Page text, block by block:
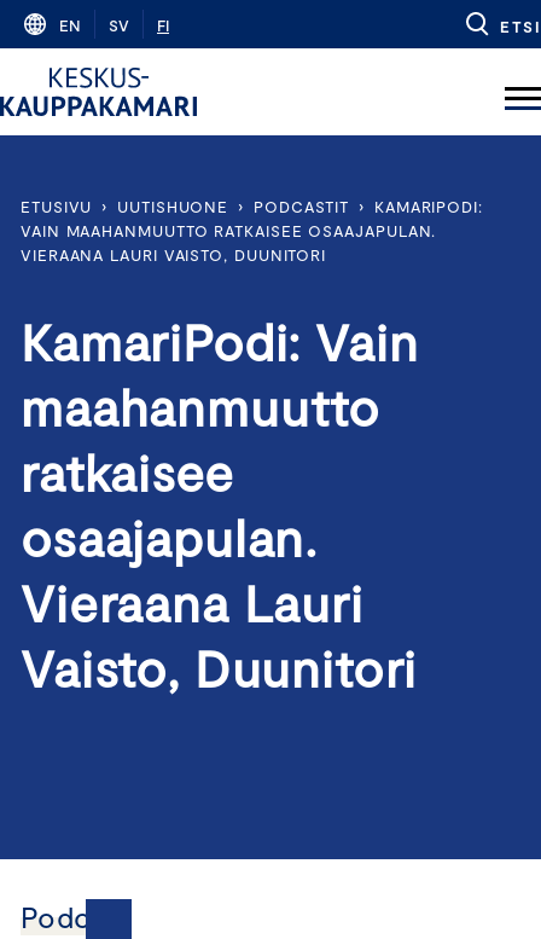
Skip
content
EN SV FI ETSI
ETUSIVU › UUTISHUONE › PODCASTIT ›
KAMARIPODI:
VAIN MAAHANMUUTTO RATKAISEE OSAAJAPULAN.
VIERAANA LAURI VAISTO, DUUNITORI
KamariPodi: Vain
maahanmuutto
ratkaisee
osaajapulan.
Vieraana Lauri
Vaisto, Duunitori
Podcast